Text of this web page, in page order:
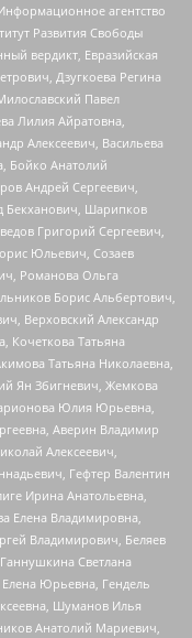
агентство
Развития Свободы
вердикт, Евразийская
Дзугкоева Регина
Павел
Лилия Айратовна,
Алексеевич, Васильева
Бойко Анатолий
Андрей Сергеевич,
Бекханович, Шарипков
Григорий Сергеевич,
Юльевич, Созаев
Романова Ольга
Борис Альбертович,
Верховский Александр
Кочеткова Татьяна
Татьяна Николаевна,
Ян Збигневич, Жемкова
Юлия Юрьевна,
Аверин Владимир
Алексеевич,
Гефтер Валентин
Ирина Анатольевна,
Елена Владимировна,
Владимирович, Беляев
Светлана
Елена Юрьевна, Гендель
Шуманов Илья
Анатолий Мариевич,